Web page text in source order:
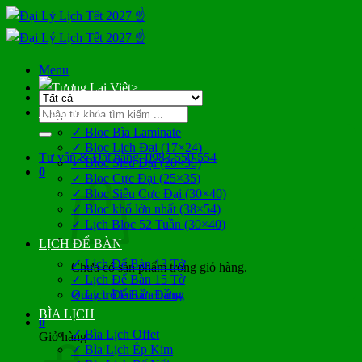
Bỏ
qua
nội
Menu
Tìm
kiếm:
Tư vấn & Đặt hàng: 0983 559 554
0
Chưa có sản phẩm trong giỏ hàng.
Quay trở lại cửa hàng
0
Giỏ hàng
>
LỊCH BLOC
✓ Bloc Bìa Laminate
✓ Bloc Lịch Đại (17×24)
✓ Bloc Siêu Đại (20×30)
✓ Bloc Cực Đại (25×35)
✓ Bloc Siêu Cực Đại (30×40)
✓ Bloc khổ lớn nhất (38×54)
✓ Lịch Bloc 52 Tuần (30×40)
LỊCH ĐỂ BÀN
✓ Lịch Để Bàn 13 Tờ
✓ Lịch Để Bàn 15 Tờ
✓ Lịch Để Bàn Đứng
BÌA LỊCH
✓ Bìa Lịch Offet
✓ Bìa Lịch Ép Kim